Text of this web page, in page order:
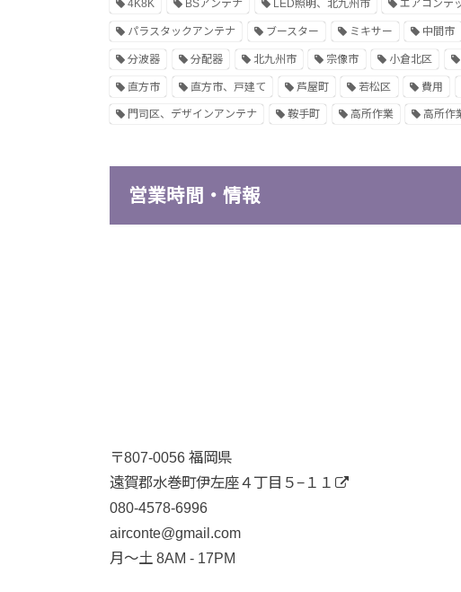
4K8K BSアンテナ LED照明、北九州市 エアコンテ
パラスタックアンテナ ブースター ミキサー 中間市
分波器 分配器 北九州市 宗像市 小倉北区
直方市 直方市、戸建て 芦屋町 若松区 費用
門司区、デザインアンテナ 鞍手町 高所作業 高所作
営業時間・情報
〒807-0056 福岡県
遠賀郡水巻町伊左座４丁目５−１１
080-4578-6996
airconte@gmail.com
月〜土 8AM - 17PM